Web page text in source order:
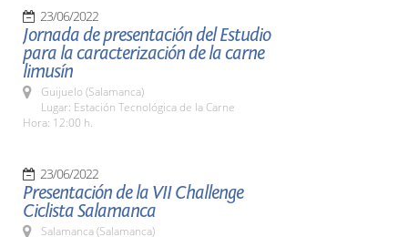
23/06/2022
Jornada de presentación del Estudio
para la caracterización de la carne
limusín
Guijuelo (Salamanca)
Lugar: Estación Tecnológica de la Carne
Hora: 12:00 h.
23/06/2022
Presentación de la VII Challenge
Ciclista Salamanca
Salamanca (Salamanca)